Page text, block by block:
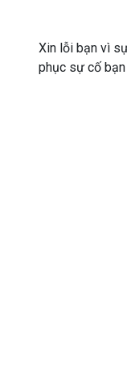
Xin lỗi bạn vì
phục sự cố